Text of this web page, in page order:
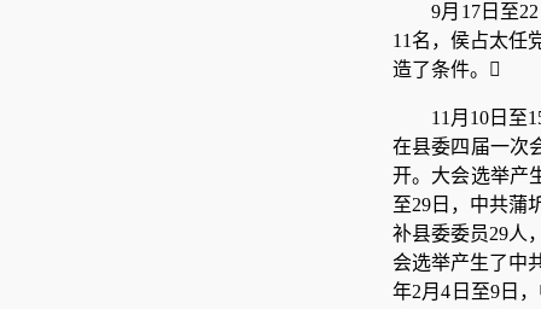
9月17日至
11名，侯占太任
造了条件。
11月10日至
在县委四届一次
开。大会选举产
至29日，中共蒲
补县委委员29人
会选举产生了中
年2月4日至9日